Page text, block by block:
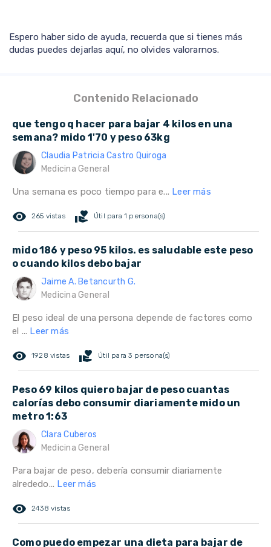
Espero haber sido de ayuda, recuerda que si tienes más
dudas puedes dejarlas aquí, no olvides valorarnos.
Contenido Relacionado
que tengo q hacer para bajar 4 kilos en una
semana? mido 1'70 y peso 63kg
Claudia Patricia Castro Quiroga
Medicina General
Una semana es poco tiempo para e... Leer más
remove_red_eye 265 vistas volunteer_activism Útil para 1 persona(s)
mido 186 y peso 95 kilos. es saludable este peso
o cuando kilos debo bajar
Jaime A. Betancurth G.
Medicina General
El peso ideal de una persona depende de factores como
el ... Leer más
remove_red_eye 1928 vistas volunteer_activism Útil para 3 persona(s)
Peso 69 kilos quiero bajar de peso cuantas
calorías debo consumir diariamente mido un
metro 1:63
Clara Cuberos
Medicina General
Para bajar de peso, debería consumir diariamente
alrededo... Leer más
remove_red_eye 2438 vistas
Como puedo empezar una dieta para bajar de